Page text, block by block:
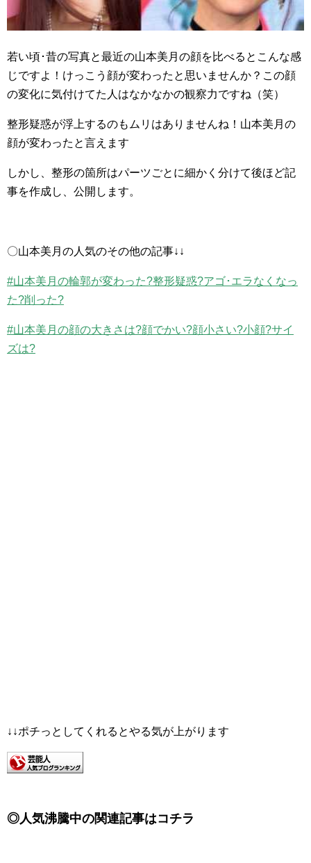
若い頃･昔の写真と最近の山本美月の顔を比べるとこんな感
じですよ！けっこう顔が変わったと思いませんか？この顔
の変化に気付けてた人はなかなかの観察力ですね（笑）
整形疑惑が浮上するのもムリはありませんね！山本美月の
顔が変わったと言えます
しかし、整形の箇所はパーツごとに細かく分けて後ほど記
事を作成し、公開します。
〇山本美月の人気のその他の記事↓↓
#山本美月の輪郭が変わった?整形疑惑?アゴ･エラなくなっ
た?削った?
#山本美月の顔の大きさは?顔でかい?顔小さい?小顔?サイ
ズは?
↓↓ポチっとしてくれるとやる気が上がります
◎人気沸騰中の関連記事はコチラ